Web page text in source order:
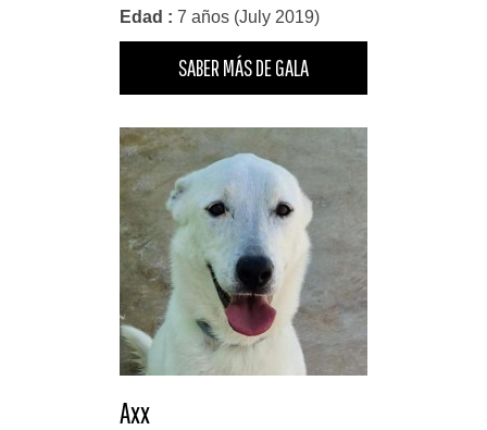
Edad : 7 años (July 2019)
SABER MÁS DE GALA
Axx